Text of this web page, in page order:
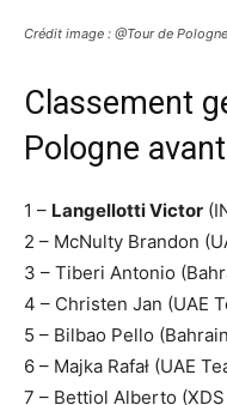
Crédit image : @Tour de Pologne
Classement
Pologne
1 – Langellotti Victor
2 – McNulty Brandon
3 – Tiberi Antonio
4 – Christen Jan (UAE
5 – Bilbao Pello
6 – Majka Rafał (UAE
7 – Bettiol Alberto